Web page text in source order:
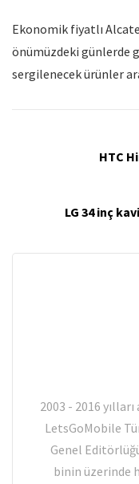
Ekonomik fiyatlı
önümüzdeki günlerde
sergilenecek ürünler
HTC
LG 34 inç
2003 - 2016
LetsGoMobile
Genel
binin üzerinde